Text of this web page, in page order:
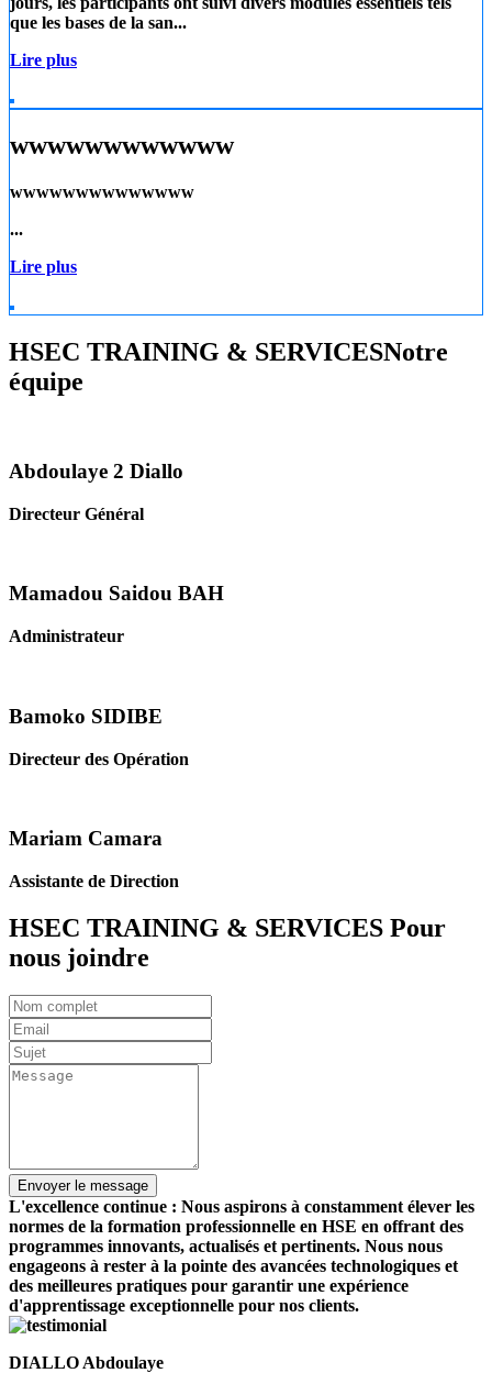
que les bases de la san...
Lire plus
wwwwwwwwwwww
wwwwwwwwwwwwww
...
Lire plus
HSEC TRAINING & SERVICESNotre
équipe
Abdoulaye 2 Diallo
Directeur Général
Mamadou Saidou BAH
Administrateur
Bamoko SIDIBE
Directeur des Opération
Mariam Camara
Assistante de Direction
HSEC TRAINING & SERVICES Pour
nous joindre
L'excellence continue : Nous aspirons à constamment élever les
normes de la formation professionnelle en HSE en offrant des
programmes innovants, actualisés et pertinents. Nous nous
engageons à rester à la pointe des avancées technologiques et
des meilleures pratiques pour garantir une expérience
d'apprentissage exceptionnelle pour nos clients.
DIALLO Abdoulaye